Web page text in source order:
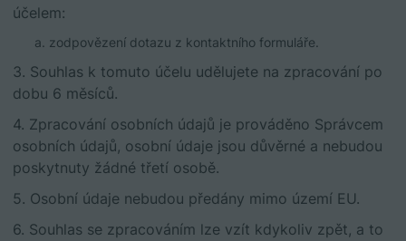
účelem:
zodpovězení dotazu z kontaktního formuláře.
3. Souhlas k tomuto účelu udělujete na zpracování po
dobu 6 měsíců.
4. Zpracování osobních údajů je prováděno Správcem
osobních údajů, osobní údaje jsou důvěrné a nebudou
poskytnuty žádné třetí osobě.
5. Osobní údaje nebudou předány mimo území EU.
6. Souhlas se zpracováním lze vzít kdykoliv zpět, a to